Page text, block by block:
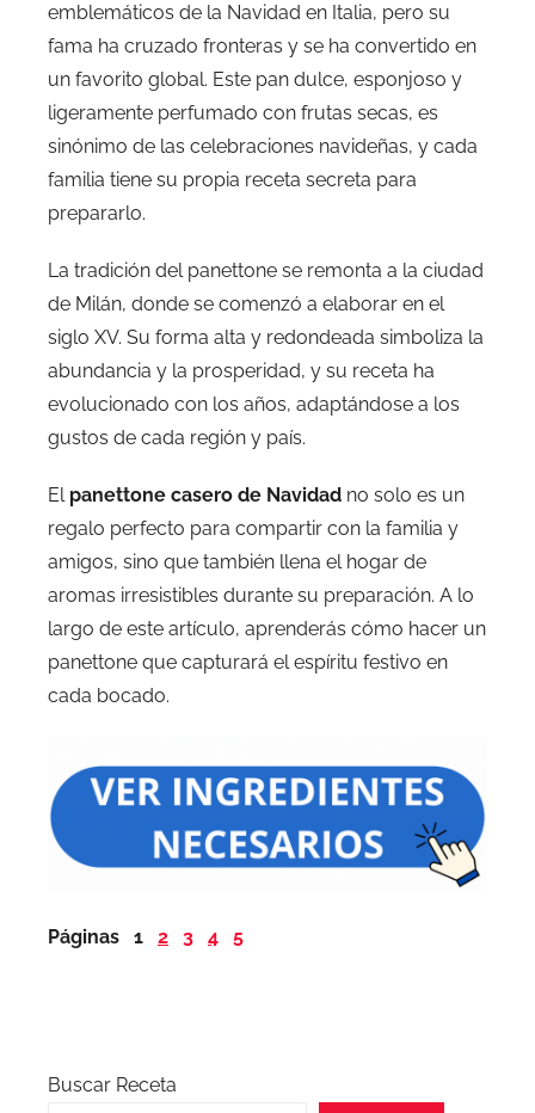
emblemáticos de la Navidad en Italia, pero su
fama ha cruzado fronteras y se ha convertido en
un favorito global. Este pan dulce, esponjoso y
ligeramente perfumado con frutas secas, es
sinónimo de las celebraciones navideñas, y cada
familia tiene su propia receta secreta para
prepararlo.
La tradición del panettone se remonta a la ciudad
de Milán, donde se comenzó a elaborar en el
siglo XV. Su forma alta y redondeada simboliza la
abundancia y la prosperidad, y su receta ha
evolucionado con los años, adaptándose a los
gustos de cada región y país.
El panettone casero de Navidad no solo es un
regalo perfecto para compartir con la familia y
amigos, sino que también llena el hogar de
aromas irresistibles durante su preparación. A lo
largo de este artículo, aprenderás cómo hacer un
panettone que capturará el espíritu festivo en
cada bocado.
Páginas 1 2 3 4 5
Buscar Receta